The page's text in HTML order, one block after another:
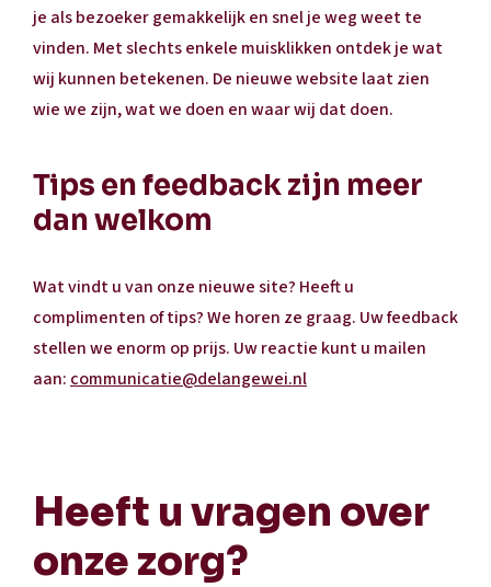
je als bezoeker gemakkelijk en snel je weg weet te
vinden. Met slechts enkele muisklikken ontdek je wat
wij kunnen betekenen. De nieuwe website laat zien
wie we zijn, wat we doen en waar wij dat doen.
Tips en feedback zijn meer
dan welkom
Wat vindt u van onze nieuwe site? Heeft u
complimenten of tips? We horen ze graag. Uw feedback
stellen we enorm op prijs. Uw reactie kunt u mailen
aan: communicatie@delangewei.nl
Heeft u vragen over
onze zorg?